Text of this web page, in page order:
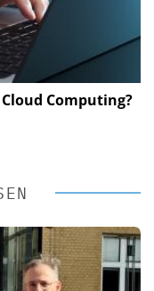
Computing?